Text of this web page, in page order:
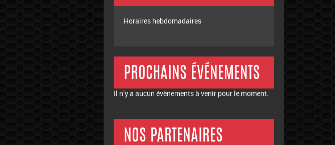
Horaires hebdomadaires
PROCHAINS ÉVÉNEMENTS
Il n’y a aucun évènements à venir pour le moment.
NOS PARTENAIRES